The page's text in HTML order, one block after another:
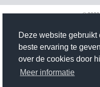
Deze website gebruikt
beste ervaring te
over de cookies door
Meer informatie
©
Nederlandse
phpBB Two
Privacy|
Time: 0.375s| Peak Memory